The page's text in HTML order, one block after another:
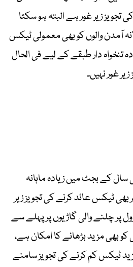
تجویز زیر غور ہے البتہ ہو سکتا
سالانہ آمدن والوں کو بھی معمولی ٹیکس
تنخواہ دار طبقے کے لیے فی الحال
غور نہیں۔
سال کے بجٹ میں زیادہ ماہانہ
ٹیکس عائد کرنے کی تجویز زیر
پر چلنے والی گاڑیوں پر پہلے سے
کو بھی مزید بڑھانے کا امکان ہے،
ٹیکس کم کرنے کی تجویز سامنے